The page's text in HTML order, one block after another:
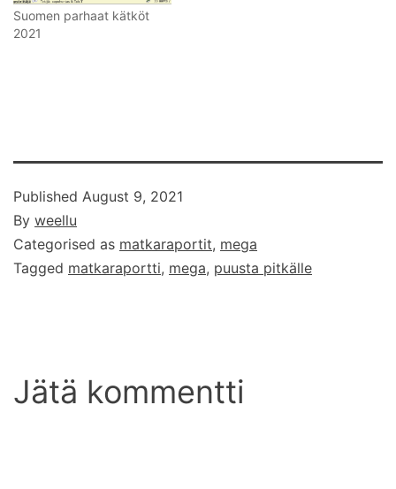
Suomen parhaat kätköt
2021
Published August 9, 2021
By weellu
Categorised as matkaraportit, mega
Tagged matkaraportti, mega, puusta pitkälle
Jätä kommentti